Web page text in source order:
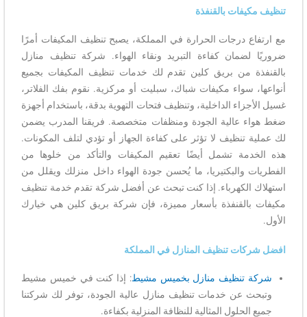
تنظيف مكيفات بالقنفذة
مع ارتفاع درجات الحرارة في المملكة، يصبح تنظيف المكيفات أمرًا
ضروريًا لضمان كفاءة التبريد ونقاء الهواء. شركة تنظيف منازل
بالقنفذة من بريق كلين تقدم لك خدمات تنظيف المكيفات بجميع
أنواعها، سواء مكيفات شباك، سبليت أو مركزية. نقوم بفك الفلاتر،
غسيل الأجزاء الداخلية، وتنظيف فتحات التهوية بدقة، باستخدام أجهزة
ضغط هواء عالية الجودة ومنظفات متخصصة. فريقنا المدرب يضمن
لك عملية تنظيف لا تؤثر على كفاءة الجهاز أو تؤدي لتلف المكونات.
هذه الخدمة تشمل أيضًا تعقيم المكيفات والتأكد من خلوها من
الفطريات والبكتيريا، ما يُحسن جودة الهواء داخل منزلك ويقلل من
استهلاك الكهرباء. إذا كنت تبحث عن أفضل شركة تقدم خدمة تنظيف
مكيفات بالقنفذة بأسعار مميزة، فإن شركة بريق كلين هي خيارك
الأول.
افضل شركات تنظيف المنازل في المملكة
شركة تنظيف منازل بخميس مشيط: إذا كنت في خميس مشيط
وتبحث عن خدمات تنظيف منازل عالية الجودة، توفر لك شركتنا
جميع الحلول المثالية للنظافة المنزلية بكفاءة.